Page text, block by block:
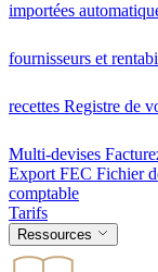
importées
fournisseurs et
recettes Registre de
Multi-devises
Export FEC Fichier
comptable
Tarifs
Ressources